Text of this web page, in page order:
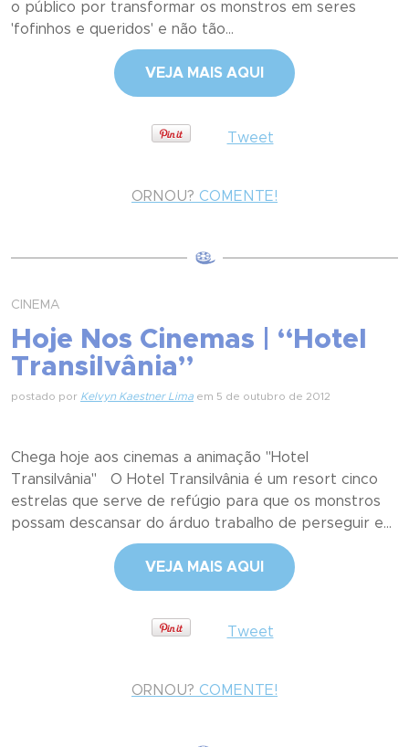
o público por transformar os monstros em seres
'fofinhos e queridos' e não tão...
VEJA MAIS AQUI
Tweet
ORNOU? COMENTE!
CINEMA
Hoje Nos Cinemas | “Hotel
Transilvânia”
postado por Kelvyn Kaestner Lima em 5 de outubro de 2012
Chega hoje aos cinemas a animação "Hotel
Transilvânia" O Hotel Transilvânia é um resort cinco
estrelas que serve de refúgio para que os monstros
possam descansar do árduo trabalho de perseguir e...
VEJA MAIS AQUI
Tweet
ORNOU? COMENTE!